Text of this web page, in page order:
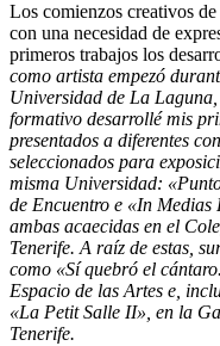
Los comienzos creativos
con una necesidad de
primeros trabajos los
como artista empezó
Universidad de La
formativo desarrollé mis
presentados a diferentes
seleccionados para
misma Universidad:
de Encuentro e «In Medias
ambas acaecidas en el
Tenerife. A raíz de estas,
como «Sí quebró el
Espacio de las Artes e,
«La Petit Salle II», en la
Tenerife.